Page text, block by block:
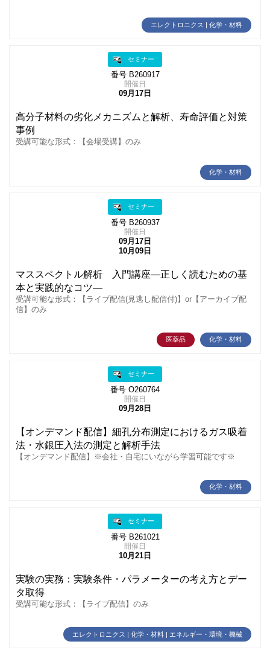
エレクトロニクス | 化学・材料
セミナー
番号 B260917
開催日
09月17日
高分子材料の劣化メカニズムと解析、寿命評価と対策
事例
受講可能な形式：【会場受講】のみ
化学・材料
セミナー
番号 B260937
開催日
09月17日
10月09日
マススペクトル解析 入門講座―正しく読むための基
本と実践的なコツ―
受講可能な形式：【ライブ配信(見逃し配信付)】or【アーカイブ配
信】のみ
医薬品 化学・材料
セミナー
番号 O260764
開催日
09月28日
【オンデマンド配信】細孔分布測定におけるガス吸着
法・水銀圧入法の測定と解析手法
【オンデマンド配信】※会社・自宅にいながら学習可能です※
化学・材料
セミナー
番号 B261021
開催日
10月21日
実験の実務：実験条件・パラメーターの考え方とデー
タ取得
受講可能な形式：【ライブ配信】のみ
エレクトロニクス | 化学・材料 | エネルギー・環境・機械